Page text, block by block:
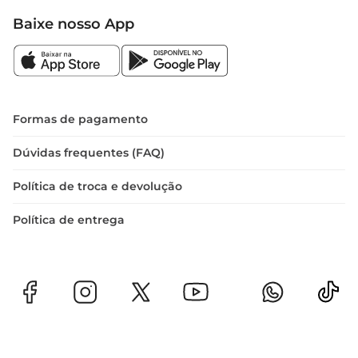
Baixe nosso App
Formas de pagamento
Dúvidas frequentes (FAQ)
Política de troca e devolução
Política de entrega